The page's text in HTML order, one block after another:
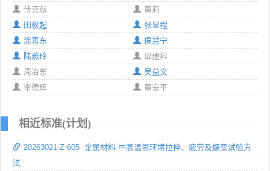
侍克献
董莉
田根起
张显程
涂善东
侯慧宁
陆燕玲
邱建科
周冶东
吴益文
李德辉
董安平
相近标准(计划)
20263021-Z-605 金属材料 中高温氢环境拉伸、疲劳及蠕变试验方
法